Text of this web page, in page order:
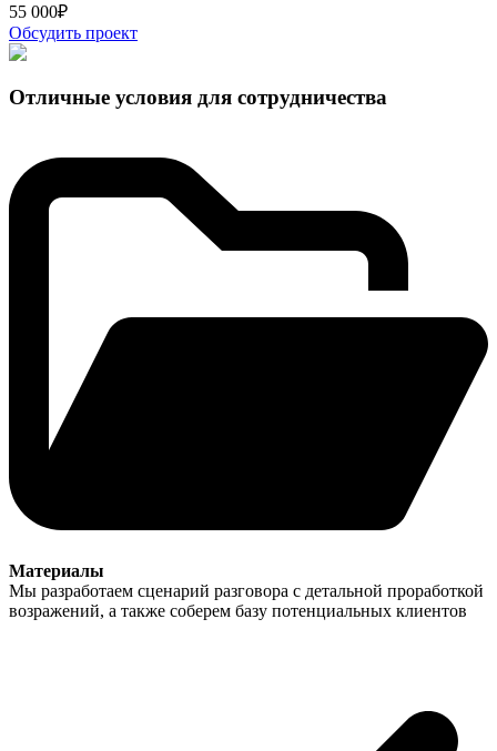
55 000₽
Обсудить проект
Отличные условия для сотрудничества
Материалы
Мы разработаем сценарий разговора с детальной проработкой
возражений, а также соберем базу потенциальных клиентов